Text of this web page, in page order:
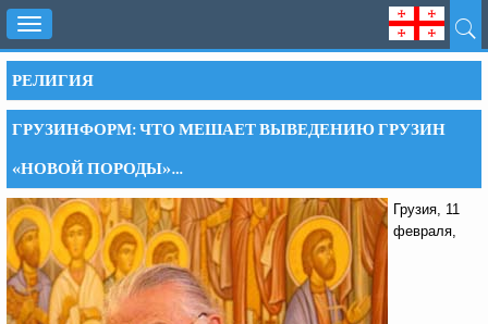
Toggle
navigation
РЕЛИГИЯ
ГРУЗИНФОРМ: ЧТО МЕШАЕТ ВЫВЕДЕНИЮ ГРУЗИН
«НОВОЙ ПОРОДЫ»…
Грузия, 11
февраля,